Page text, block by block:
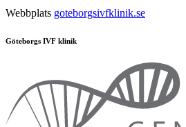
Webbplats goteborgsivfklinik.se
Göteborgs IVF klinik